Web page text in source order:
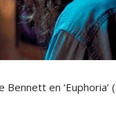
en ‘Euphoria’